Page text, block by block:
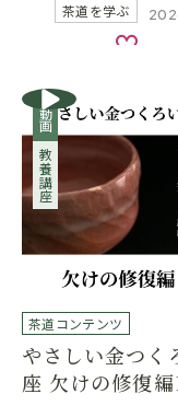
茶道を学ぶ
お気に
動画
教養講座
茶道コンテンツ
やさしい金つく
座 欠けの修復編